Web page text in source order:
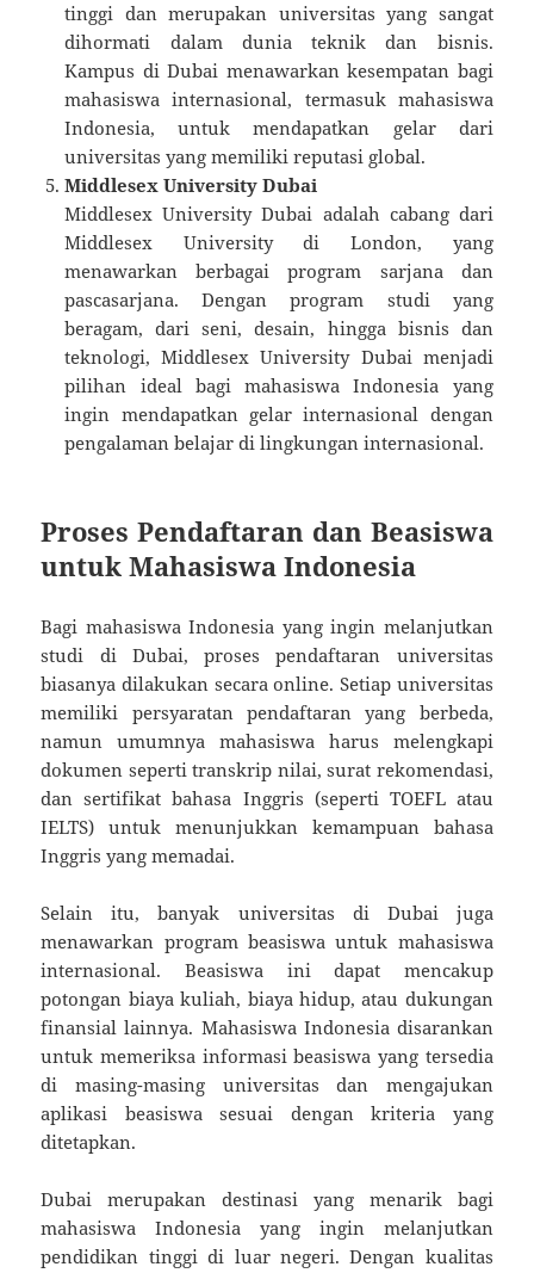
tinggi dan merupakan universitas yang sangat
dihormati dalam dunia teknik dan bisnis.
Kampus di Dubai menawarkan kesempatan bagi
mahasiswa internasional, termasuk mahasiswa
Indonesia, untuk mendapatkan gelar dari
universitas yang memiliki reputasi global.
Middlesex University Dubai
Middlesex University Dubai adalah cabang dari
Middlesex University di London, yang
menawarkan berbagai program sarjana dan
pascasarjana. Dengan program studi yang
beragam, dari seni, desain, hingga bisnis dan
teknologi, Middlesex University Dubai menjadi
pilihan ideal bagi mahasiswa Indonesia yang
ingin mendapatkan gelar internasional dengan
pengalaman belajar di lingkungan internasional.
Proses Pendaftaran dan Beasiswa
untuk Mahasiswa Indonesia
Bagi mahasiswa Indonesia yang ingin melanjutkan
studi di Dubai, proses pendaftaran universitas
biasanya dilakukan secara online. Setiap universitas
memiliki persyaratan pendaftaran yang berbeda,
namun umumnya mahasiswa harus melengkapi
dokumen seperti transkrip nilai, surat rekomendasi,
dan sertifikat bahasa Inggris (seperti TOEFL atau
IELTS) untuk menunjukkan kemampuan bahasa
Inggris yang memadai.
Selain itu, banyak universitas di Dubai juga
menawarkan program beasiswa untuk mahasiswa
internasional. Beasiswa ini dapat mencakup
potongan biaya kuliah, biaya hidup, atau dukungan
finansial lainnya. Mahasiswa Indonesia disarankan
untuk memeriksa informasi beasiswa yang tersedia
di masing-masing universitas dan mengajukan
aplikasi beasiswa sesuai dengan kriteria yang
ditetapkan.
Dubai merupakan destinasi yang menarik bagi
mahasiswa Indonesia yang ingin melanjutkan
pendidikan tinggi di luar negeri. Dengan kualitas